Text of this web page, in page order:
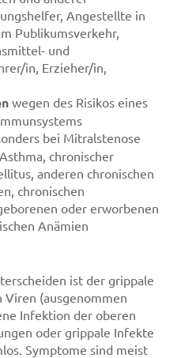
Angestellte in
Publikumsverkehr,
und
in, Erzieher/in,
wegen des Risikos eines
bei Mitralstenose
chronischer
anderen chronischen
chronischen
oder erworbenen
Anämien
ist der grippale
(ausgenommen
Infektion der oberen
oder grippale Infekte
Symptome sind meist